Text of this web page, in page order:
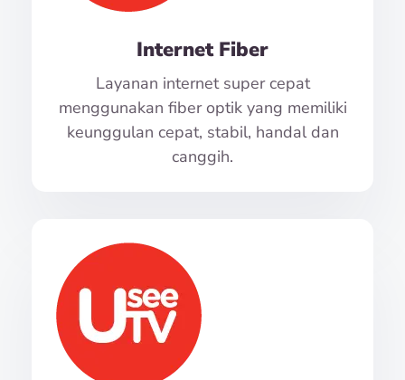
Internet Fiber
Layanan internet super cepat
menggunakan fiber optik yang memiliki
keunggulan cepat, stabil, handal dan
canggih.